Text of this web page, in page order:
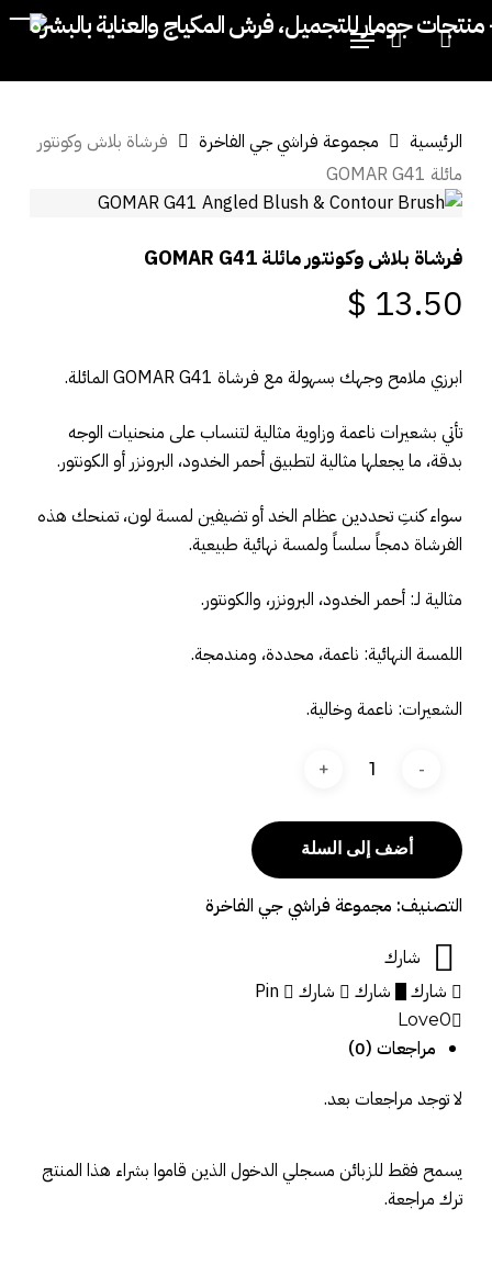
account
Menu
Cart
Close
الرئيسية مجموعة فراشي جي الفاخرة
فرشاة بلاش وكونتور
مائلة GOMAR G41
فرشاة بلاش وكونتور مائلة GOMAR G41
$ 13.50
ابرزي ملامح وجهك بسهولة مع فرشاة GOMAR G41 المائلة.
تأتي بشعيرات ناعمة وزاوية مثالية لتنساب على منحنيات الوجه
بدقة، ما يجعلها مثالية لتطبيق أحمر الخدود، البرونزر أو الكونتور.
سواء كنتِ تحددين عظام الخد أو تضيفين لمسة لون، تمنحك هذه
الفرشاة دمجاً سلساً ولمسة نهائية طبيعية.
مثالية لـ: أحمر الخدود، البرونزر، والكونتور.
اللمسة النهائية: ناعمة، محددة، ومندمجة.
الشعيرات: ناعمة وخالية.
أضف إلى السلة
التصنيف: مجموعة فراشي جي الفاخرة
شارك
شارك
شارك شارك Pin
Love0
مراجعات (0)
لا توجد مراجعات بعد.
يسمح فقط للزبائن مسجلي الدخول الذين قاموا بشراء هذا المنتج
ترك مراجعة.